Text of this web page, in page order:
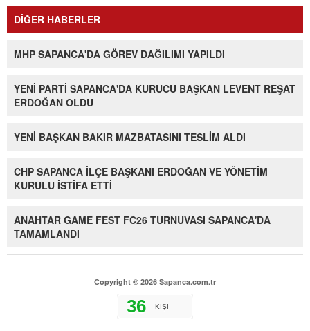
DİĞER HABERLER
MHP SAPANCA'DA GÖREV DAĞILIMI YAPILDI
YENİ PARTİ SAPANCA'DA KURUCU BAŞKAN LEVENT REŞAT
ERDOĞAN OLDU
YENİ BAŞKAN BAKIR MAZBATASINI TESLİM ALDI
CHP SAPANCA İLÇE BAŞKANI ERDOĞAN VE YÖNETİM
KURULU İSTİFA ETTİ
ANAHTAR GAME FEST FC26 TURNUVASI SAPANCA'DA
TAMAMLANDI
Copyright © 2026 Sapanca.com.tr